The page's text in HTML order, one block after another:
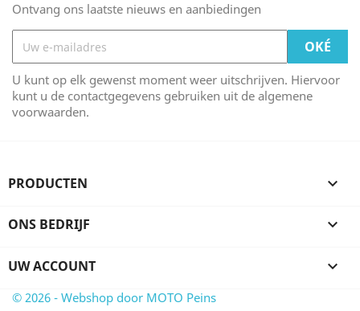
Ontvang ons laatste nieuws en aanbiedingen
U kunt op elk gewenst moment weer uitschrijven. Hiervoor
kunt u de contactgegevens gebruiken uit de algemene
voorwaarden.
PRODUCTEN 
ONS BEDRIJF 
UW ACCOUNT 
© 2026 - Webshop door MOTO Peins